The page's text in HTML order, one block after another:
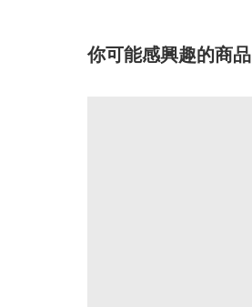
你可能感興趣的商品